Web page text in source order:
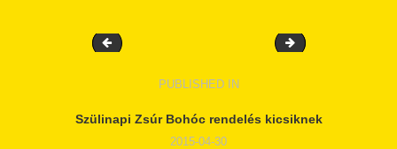
BLOG
szuperbuli-4 szuperbuli-2
BEJEGYZÉS
NAVIGÁCIÓ
PUBLISHED IN
Szülinapi Zsúr Bohóc rendelés kicsiknek
2015-04-30